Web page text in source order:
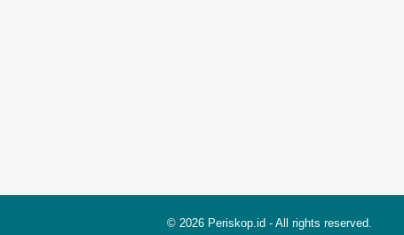
© 2026 Periskop.id - All rights reserved.